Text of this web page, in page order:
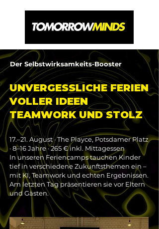
Der Selbstwirksamkeits-Booster
UNVERGESSLICHE FERIEN
VOLLER IDEEN
TEAMWORK UND STOLZ
17.–21. August · The Playce, Potsdamer Platz
· 8–16 Jahre · 265 € inkl. Mittagessen
In unseren Feriencamps tauchen Kinder
tief in verschiedene Zukunftsthemen ein –
mit KI, Teamwork und echten Ergebnissen.
Am letzten Tag präsentieren sie vor Eltern
und Gästen.